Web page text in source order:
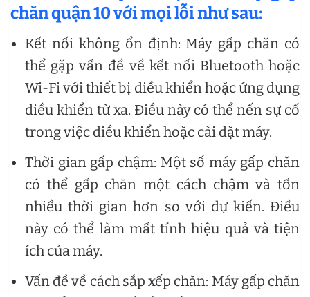
chăn quận 10 với mọi lỗi như sau:
Kết nối không ổn định: Máy gấp chăn có
thể gặp vấn đề về kết nối Bluetooth hoặc
Wi-Fi với thiết bị điều khiển hoặc ứng dụng
điều khiển từ xa. Điều này có thể nến sự cố
trong việc điều khiển hoặc cài đặt máy.
Thời gian gấp chậm: Một số máy gấp chăn
có thể gấp chăn một cách chậm và tốn
nhiều thời gian hơn so với dự kiến. Điều
này có thể làm mất tính hiệu quả và tiện
ích của máy.
Vấn đề về cách sắp xếp chăn: Máy gấp chăn